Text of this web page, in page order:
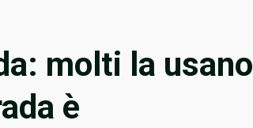
molti la usano
è